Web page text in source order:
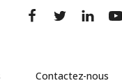
Contactez-nous